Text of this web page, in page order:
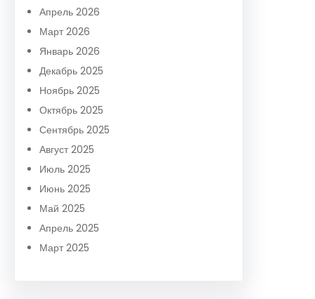
h Апрель 2026
Март 2026
Январь 2026
Декабрь 2025
Ноябрь 2025
Октябрь 2025
Сентябрь 2025
Август 2025
Июль 2025
Июнь 2025
Май 2025
Апрель 2025
Март 2025